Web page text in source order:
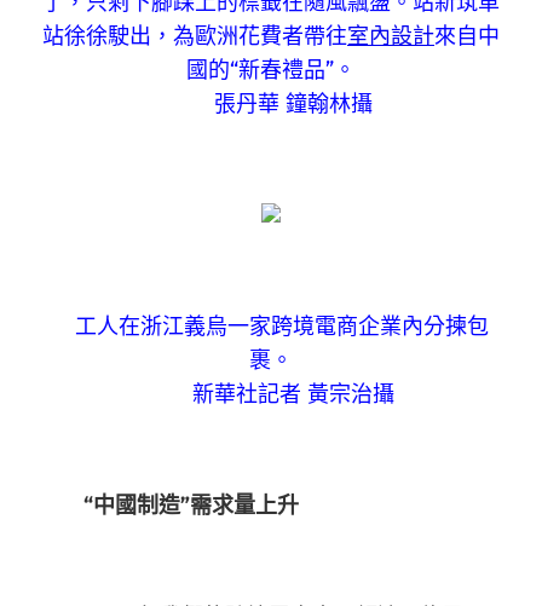
站徐徐駛出，為歐洲花費者帶往室內設計來自中
國的“新春禮品”。
張丹華 鐘翰林攝
工人在浙江義烏一家跨境電商企業內分揀包
裹。
新華社記者 黃宗治攝
“中國制造”需求量上升